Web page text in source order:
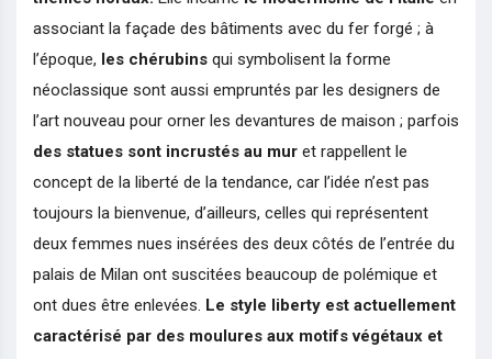
associant la façade des bâtiments avec du fer forgé ; à
l’époque, les chérubins qui symbolisent la forme
néoclassique sont aussi empruntés par les designers de
l’art nouveau pour orner les devantures de maison ; parfois
des statues sont incrustés au mur et rappellent le
concept de la liberté de la tendance, car l’idée n’est pas
toujours la bienvenue, d’ailleurs, celles qui représentent
deux femmes nues insérées des deux côtés de l’entrée du
palais de Milan ont suscitées beaucoup de polémique et
ont dues être enlevées. Le style liberty est actuellement
caractérisé par des moulures aux motifs végétaux et